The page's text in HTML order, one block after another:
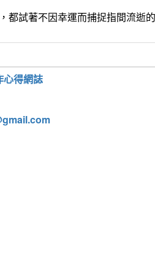
都試著不因幸運而捕捉指間流逝
得網誌